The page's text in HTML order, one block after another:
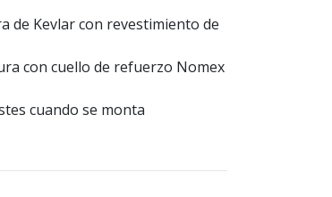
de Kevlar con revestimiento de
con cuello de refuerzo Nomex
cuando se monta